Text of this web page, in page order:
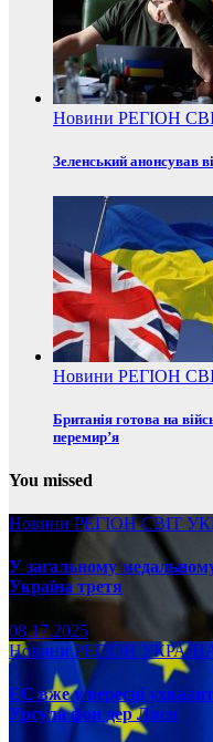
Новини РЕГІОН
Зеленський анонсував
Новини РЕГІОН
Британія готова на
перемир’я
You missed
Новини РЕГІОНСВІТ
У загальному медальному
Україна третя
08.17.2025
НовиниРЕГІОН
ЄС вже у вересні
Урсула фон дер Ляєн